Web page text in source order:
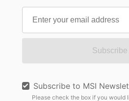
ความเงียบสงบ นี่คือความสมดุล
จนสมบูรณ์แบบ การขัดเกลาผ่านกระบวนการผลิตเก้า
อาศัยความซับซ้อนเบื้องหลังที่ไม่
อย่างพิถีพิถันถึงเก้าขั้นตอนก่อน
สมบูรณ์ แต่ละขั้นตอนต่อยอดจ
ของเราได้อย่างปลอดภัยและมีปร
เชื่อมช่องว่างสุดท้ายในการปรับ
เมาท์ที่พัฒนาโดย Racknex, ผู้เ
สามารถเข้ากับแร็คเซิร์ฟเวอร์ม
Subscribe
Subscribe to MSI
Please check the box if you would